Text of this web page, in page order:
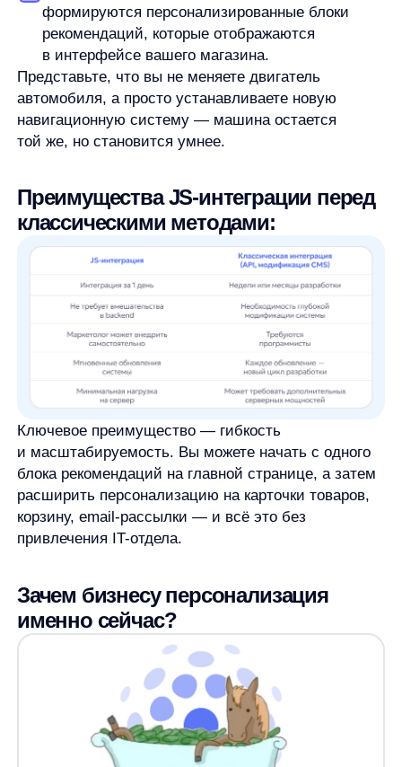
Ключевое преимущество — гибкость
и масштабируемость. Вы можете начать с одного
блока рекомендаций на главной странице, а затем
расширить персонализацию на карточки товаров,
корзину, email-рассылки — и всё это без
привлечения IT-отдела.
Зачем бизнесу персонализация
именно сейчас?
Рынок eCommerce переживает беспрецедентный
рост и трансформацию. По данным исследований,
к 2025 году объем онлайн-продаж достигнет $ 7
триллионов в мировом масштабе. Но вместе
с ростом усиливается и конкуренция, а избыток
предложений приводит к информационной
перегрузке покупателей.
Взгляните на цифры:
91% потребителей с большей вероятностью
Персонализированные рекомендации
увеличивают CTR до 400%
Средний чек при использовании
персонализации растет на 15−20%
45% покупателей не вернутся на сайт, который
не предлагает релевантные рекомендации
Интернет-магазины без персонализации
совершают критические ошибки:
Показывают всем одинаковые товары,